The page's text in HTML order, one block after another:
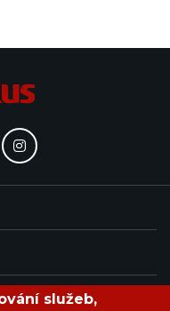
služeb,